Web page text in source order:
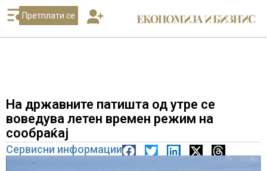
Претплати се
На државните патишта од утре се
воведува летен времен режим на
сообраќај
Сервисни информации